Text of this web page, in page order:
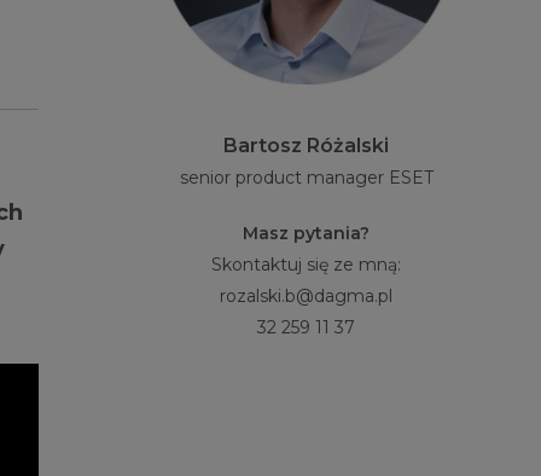
Bartosz Różalski
senior product manager ESET
Masz pytania?
Skontaktuj się ze mną:
rozalski.b@dagma.pl
32 259 11 37